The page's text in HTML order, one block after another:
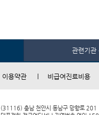
관련기관
이용약관 비급여진료비용
(31116) 충남 천안시 동남구 망향로 201